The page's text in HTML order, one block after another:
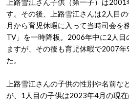
上路雪江さん子供（第一子）は
す。その後、上路雪江さんは2人目
月から育児休暇に入って当時司会を
TV」を一時降板。2006年中に2人目
ますが、その後も育児休暇で2007
た。
上路雪江さんの子供の性別や名前な
が、1人目の子供は2023年4月の現